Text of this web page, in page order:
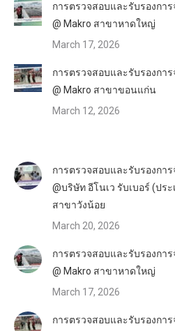
การตรวจสอบและรับรองกา
@ Makro สาขาหาดใหญ่
March 17, 2026
การตรวจสอบและรับรองกา
@ Makro สาขาขอนแก่น
March 12, 2026
การตรวจสอบและรับรองกา
@บริษัท อีโนเว รับเบอร์ (ปร
สาขาวังน้อย
March 20, 2026
การตรวจสอบและรับรองกา
@ Makro สาขาหาดใหญ่
March 17, 2026
การตรวจสอบและรับรองกา